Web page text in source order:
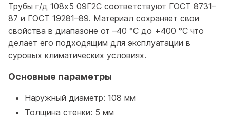
Трубы г/д 108x5 09Г2С соответствуют ГОСТ 8731–
87 и ГОСТ 19281–89. Материал сохраняет свои
свойства в диапазоне от –40 °C до +400 °C что
делает его подходящим для эксплуатации в
суровых климатических условиях.
Основные параметры
Наружный диаметр: 108 мм
Толщина стенки: 5 мм